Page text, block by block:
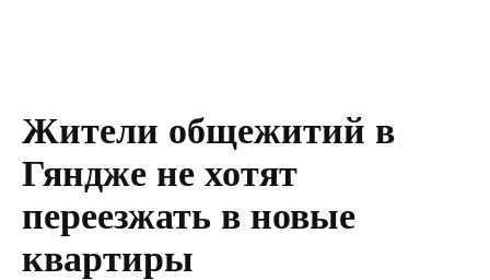
Жители общежитий в
Гяндже не хотят
переезжать в новые
квартиры